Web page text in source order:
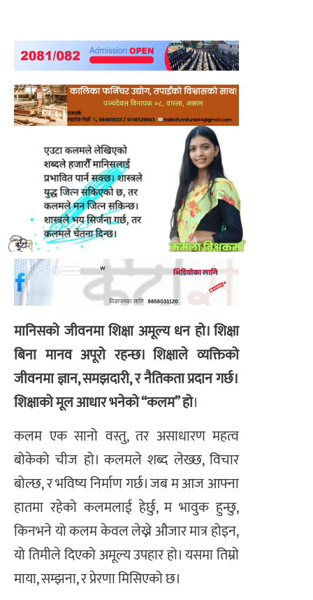
मानिसको जीवनमा शिक्षा अमूल्य धन हो। शिक्षा
बिना मानव अपूरो रहन्छ। शिक्षाले व्यक्तिको
जीवनमा ज्ञान, समझदारी, र नैतिकता प्रदान गर्छ।
शिक्षाको मूल आधार भनेको “कलम” हो।
कलम एक सानो वस्तु, तर असाधारण महत्व
बोकेको चीज हो। कलमले शब्द लेख्छ, विचार
बोल्छ, र भविष्य निर्माण गर्छ। जब म आज आफ्ना
हातमा रहेको कलमलाई हेर्छु, म भावुक हुन्छु,
किनभने यो कलम केवल लेख्ने औजार मात्र होइन,
यो तिमीले दिएको अमूल्य उपहार हो। यसमा तिम्रो
माया, सम्झना, र प्रेरणा मिसिएको छ।